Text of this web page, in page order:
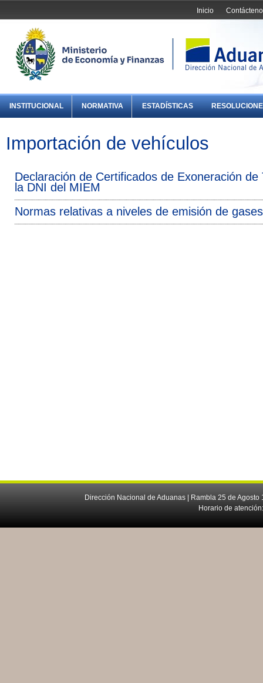
Inicio
INSTITUCIONAL NORMATIVA ESTADÍSTICAS
Importación de vehículos
Declaración de Certificados de Exoneración
la DNI del MIEM
Normas relativas a niveles de emisión de
Dirección Nacional de Aduanas | Rambla 25 de
Horario de